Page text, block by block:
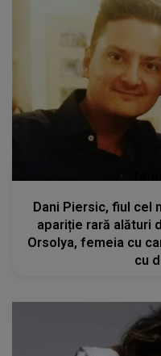
Dani Piersic, fiul cel
apariție rară alături
Orsolya, femeia cu
cu